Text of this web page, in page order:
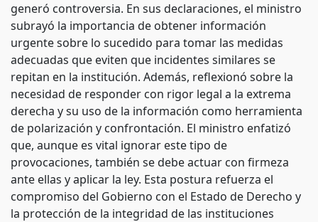
generó controversia. En sus declaraciones, el ministro
subrayó la importancia de obtener información
urgente sobre lo sucedido para tomar las medidas
adecuadas que eviten que incidentes similares se
repitan en la institución. Además, reflexionó sobre la
necesidad de responder con rigor legal a la extrema
derecha y su uso de la información como herramienta
de polarización y confrontación. El ministro enfatizó
que, aunque es vital ignorar este tipo de
provocaciones, también se debe actuar con firmeza
ante ellas y aplicar la ley. Esta postura refuerza el
compromiso del Gobierno con el Estado de Derecho y
la protección de la integridad de las instituciones